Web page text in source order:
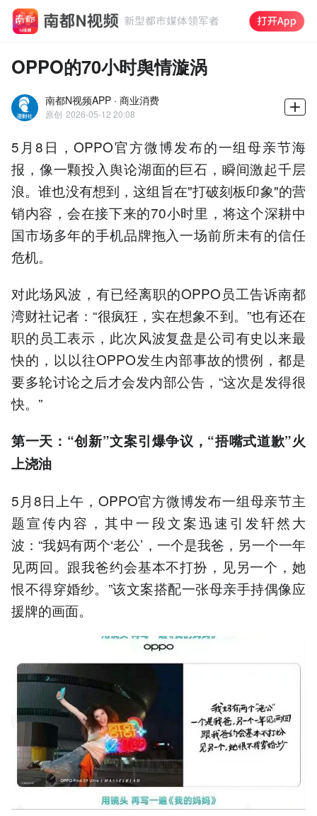
OPPO的70小时舆情漩涡
南都N视频APP · 商业消费
原创 2026-05-12 20:08
5月8日，OPPO官方微博发布的一组母亲节海
报，像一颗投入舆论湖面的巨石，瞬间激起千层
浪。谁也没有想到，这组旨在"打破刻板印象"的营
销内容，会在接下来的70小时里，将这个深耕中
国市场多年的手机品牌拖入一场前所未有的信任
危机。
对此场风波，有已经离职的OPPO员工告诉南都
湾财社记者：“很疯狂，实在想象不到。”也有还在
职的员工表示，此次风波复盘是公司有史以来最
快的，以以往OPPO发生内部事故的惯例，都是
要多轮讨论之后才会发内部公告，“这次是发得很
快。”
第一天：“创新”文案引爆争议，“捂嘴式道歉”火
上浇油
5月8日上午，OPPO官方微博发布一组母亲节主
题宣传内容，其中一段文案迅速引发轩然大
波：“我妈有两个‘老公’，一个是我爸，另一个一年
见两回。跟我爸约会基本不打扮，见另一个，她
恨不得穿婚纱。”该文案搭配一张母亲手持偶像应
援牌的画面。